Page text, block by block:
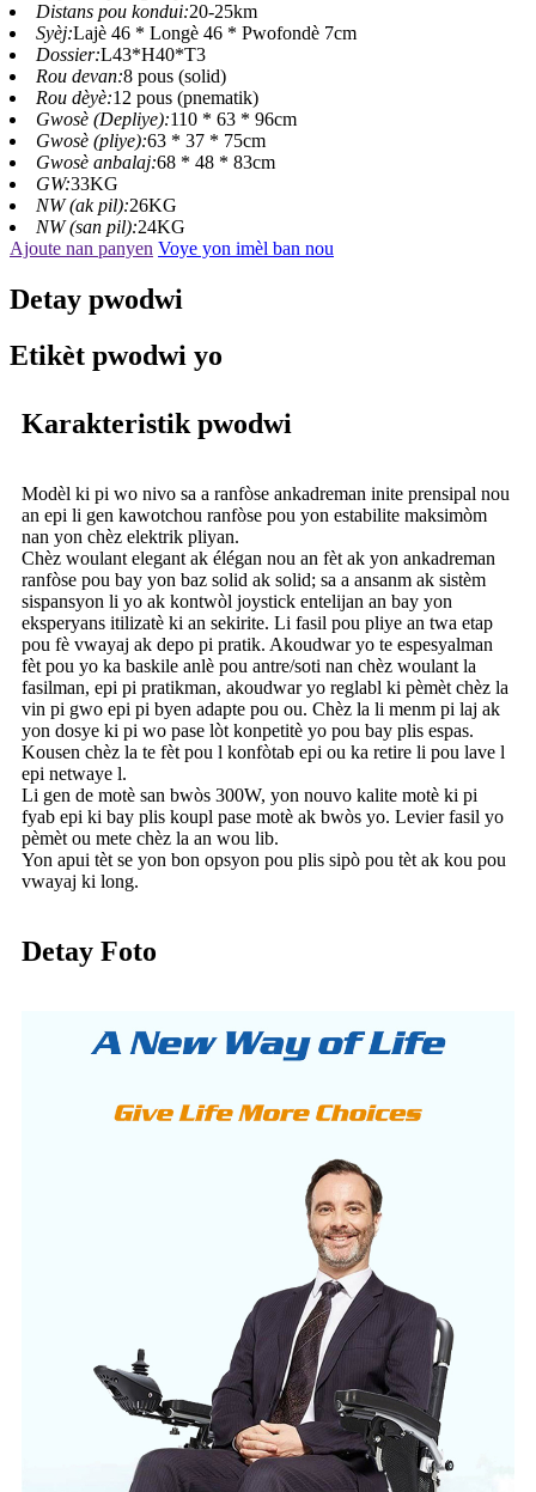
Distans pou kondui:20-25km
Syèj:Lajè 46 * Longè 46 * Pwofondè 7cm
Dossier:L43*H40*T3
Rou devan:8 pous (solid)
Rou dèyè:12 pous (pnematik)
Gwosè (Depliye):110 * 63 * 96cm
Gwosè (pliye):63 * 37 * 75cm
Gwosè anbalaj:68 * 48 * 83cm
GW:33KG
NW (ak pil):26KG
NW (san pil):24KG
Ajoute nan panyen Voye yon imèl ban nou
Detay pwodwi
Etikèt pwodwi yo
Karakteristik pwodwi
Modèl ki pi wo nivo sa a ranfòse ankadreman inite prensipal nou
an epi li gen kawotchou ranfòse pou yon estabilite maksimòm
nan yon chèz elektrik pliyan.
Chèz woulant elegant ak élégan nou an fèt ak yon ankadreman
ranfòse pou bay yon baz solid ak solid; sa a ansanm ak sistèm
sispansyon li yo ak kontwòl joystick entelijan an bay yon
eksperyans itilizatè ki an sekirite. Li fasil pou pliye an twa etap
pou fè vwayaj ak depo pi pratik. Akoudwar yo te espesyalman
fèt pou yo ka baskile anlè pou antre/soti nan chèz woulant la
fasilman, epi pi pratikman, akoudwar yo reglabl ki pèmèt chèz la
vin pi gwo epi pi byen adapte pou ou. Chèz la li menm pi laj ak
yon dosye ki pi wo pase lòt konpetitè yo pou bay plis espas.
Kousen chèz la te fèt pou l konfòtab epi ou ka retire li pou lave l
epi netwaye l.
Li gen de motè san bwòs 300W, yon nouvo kalite motè ki pi
fyab epi ki bay plis koupl pase motè ak bwòs yo. Levier fasil yo
pèmèt ou mete chèz la an wou lib.
Yon apui tèt se yon bon opsyon pou plis sipò pou tèt ak kou pou
vwayaj ki long.
Detay Foto